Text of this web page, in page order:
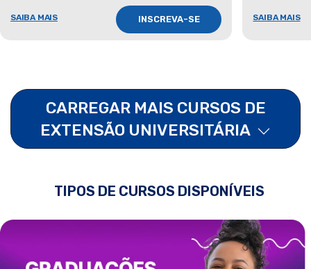
SAIBA MAIS INSCREVA-SE SAIBA MAIS
CARREGAR MAIS CURSOS DE
EXTENSÃO UNIVERSITÁRIA
TIPOS DE CURSOS DISPONÍVEIS